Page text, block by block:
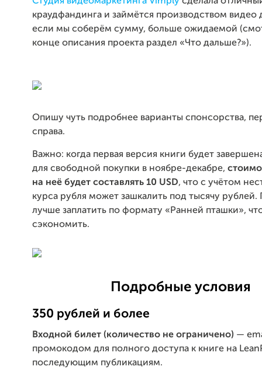
краудфандинга и займётся производством видео
если мы соберём сумму, больше ожидаемой
конце описания проекта раздел «Что дальше?»).
Опишу чуть подробнее варианты спонсорства,
справа.
Важно: когда первая версия книги будет
для свободной покупки в ноябре-декабре,
на неё будет составлять 10 USD, что с учётом
курса рубля может зашкалить под тысячу
лучше заплатить по формату «Ранней пташки»,
сэкономить.
Подробные условия
350 рублей и более
Входной билет (количество не ограничено) —
промокодом для полного доступа к книге на
последующим публикациям.